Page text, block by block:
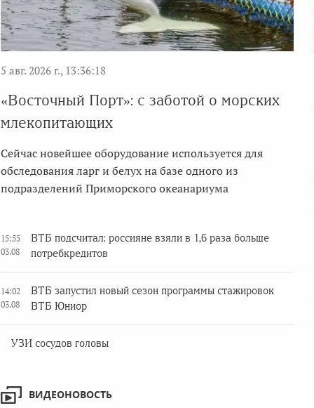
5 авг. 2026 г., 13:36:18
«Восточный Порт»: с заботой о морских
млекопитающих
Сейчас новейшее оборудование используется для
обследования ларг и белух на базе одного из
подразделений Приморского океанариума
15:55
03.08
ВТБ подсчитал: россияне взяли в 1,6 раза больше
потребкредитов
14:02
03.08
ВТБ запустил новый сезон программы стажировок
ВТБ Юниор
УЗИ сосудов головы
ВИДЕОНОВОСТЬ